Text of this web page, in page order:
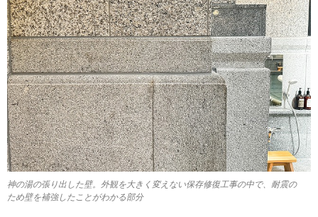
神の湯の張り出した壁。外観を大きく変えない保存修復工事の中で、耐震の
ため壁を補強したことがわかる部分